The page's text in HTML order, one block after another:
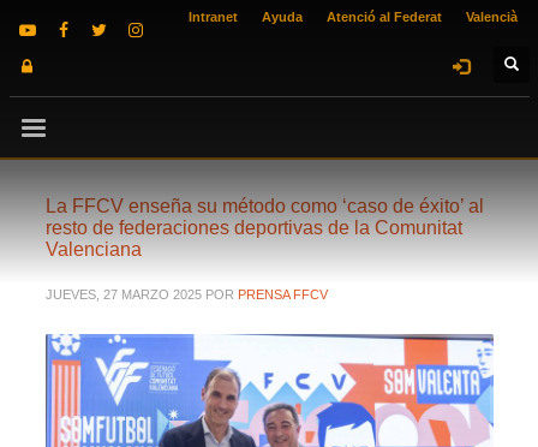
Intranet Ayuda Atenció al Federat Valencià
La FFCV enseña su método como ‘caso de éxito’ al
resto de federaciones deportivas de la Comunitat
Valenciana
JUEVES, 27 MARZO 2025 POR PRENSA FFCV